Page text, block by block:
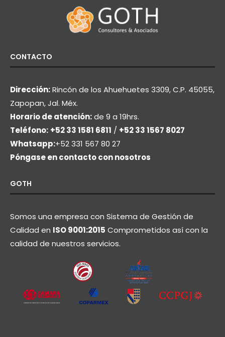
CONTACTO
Dirección:Rincón de los Ahuehuetes 3309, C.P. 45055,
Zapopan, Jal. Méx.
Horario de atención:de 9 a 19hrs.
Teléfono: +52 33 1581 6811 / +52 33 1567 8027
Whatsapp:+52 331 567 80 27
Póngase en contacto con nosotros
GOTH
Somos una empresa con Sistema de Gestión de
Calidad en ISO 9001:2015 Comprometidos así con la
calidad de nuestros servicios.